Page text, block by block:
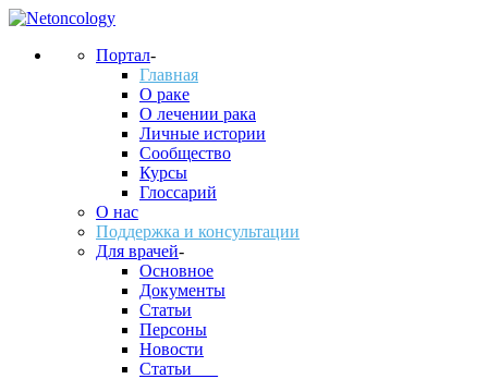
Портал-
Главная
О раке
О лечении рака
Личные истории
Сообщество
Курсы
Глоссарий
О нас
Поддержка и консультации
Для врачей-
Основное
Документы
Статьи
Персоны
Новости
Статьи___